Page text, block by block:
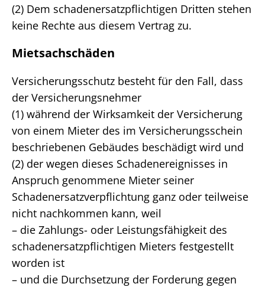
(2) Dem schadenersatzpflichtigen Dritten stehen
keine Rechte aus diesem Vertrag zu.
Mietsachschäden
Versicherungsschutz besteht für den Fall, dass
der Versicherungsnehmer
(1) während der Wirksamkeit der Versicherung
von einem Mieter des im Versicherungsschein
beschriebenen Gebäudes beschädigt wird und
(2) der wegen dieses Schadenereignisses in
Anspruch genommene Mieter seiner
Schadenersatzverpflichtung ganz oder teilweise
nicht nachkommen kann, weil
– die Zahlungs- oder Leistungsfähigkeit des
schadenersatzpflichtigen Mieters festgestellt
worden ist
– und die Durchsetzung der Forderung gegen